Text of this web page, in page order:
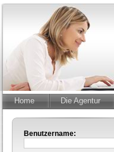
Home Die Agentur
Benutzername: